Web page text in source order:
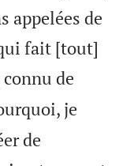
appelées de
fait [tout]
de
je
de